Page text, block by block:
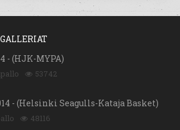
- (HJK-MYPA)
53742
- (Helsinki Seagulls-Kataja Basket)
48116